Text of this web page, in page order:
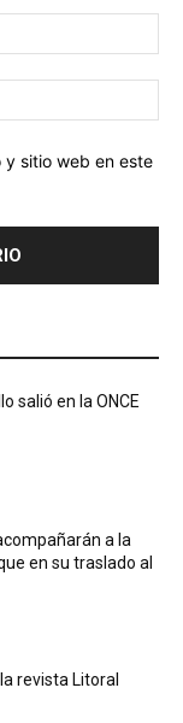
y sitio web en este
salió en la ONCE
a la
en su traslado al
revista Litoral